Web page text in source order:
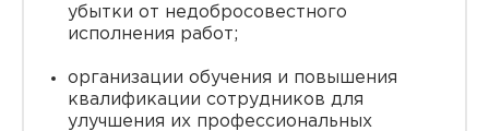
убытки от недобросовестного
исполнения работ;
организации обучения и повышения
квалификации сотрудников для
улучшения их профессиональных